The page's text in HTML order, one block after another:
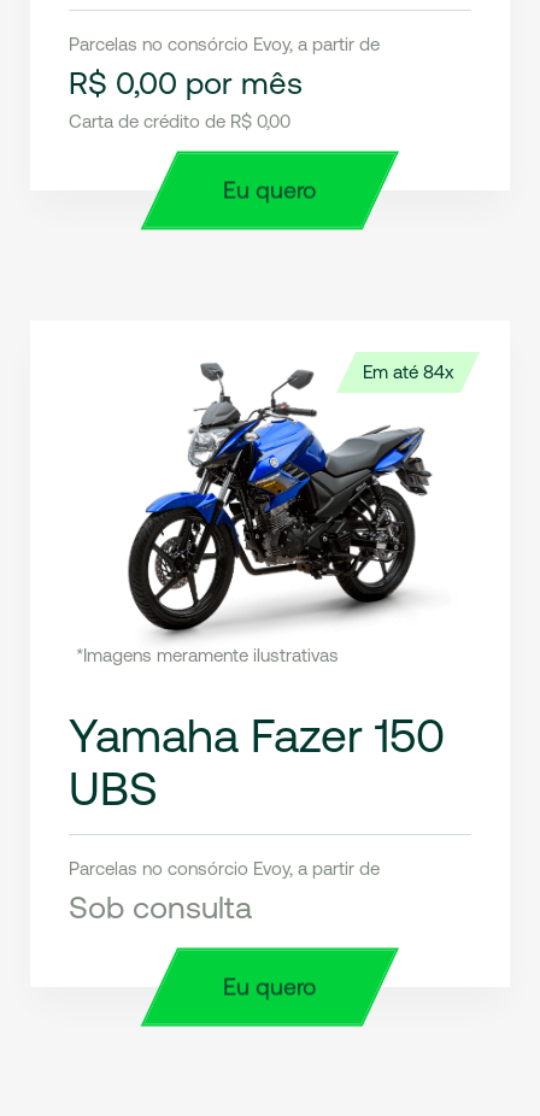
Parcelas no consórcio Evoy, a partir de
R$ 0,00 por mês
Carta de crédito de R$ 0,00
Eu quero
Em até 84x
*Imagens meramente ilustrativas
Yamaha Fazer 150
UBS
Parcelas no consórcio Evoy, a partir de
Sob consulta
Eu quero